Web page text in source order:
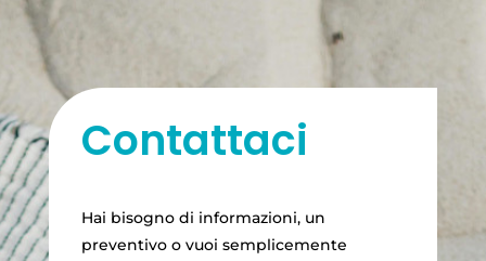
Contattaci
Hai bisogno di informazioni, un
preventivo o vuoi semplicemente